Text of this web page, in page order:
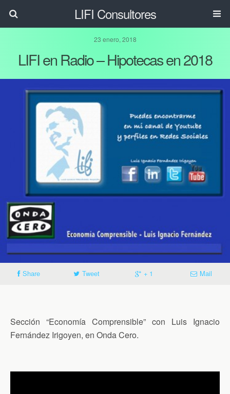
LIFI Consultores
23 enero, 2018
LIFI en Radio – Hipotecas en 2018
Share Tweet + 1 Mail
Sección “Economía Comprensible” con Luis Ignacio
Fernández Irigoyen, en Onda Cero.